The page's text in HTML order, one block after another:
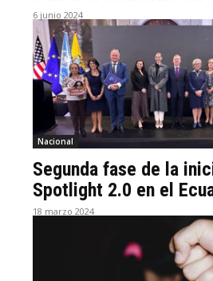
6 junio 2024
Nacional
Segunda fase de la
Spotlight 2.0 en el
18 marzo 2024